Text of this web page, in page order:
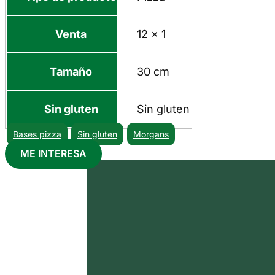
Venta 12 x 1
Tamaño 30 cm
Sin gluten Sin gluten
Bases pizza Sin gluten Morgans
ME INTERESA